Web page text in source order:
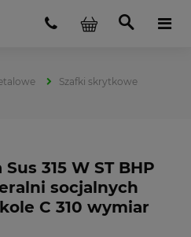
Szafki skrytkowe
315 W ST BHP
socjalnych
C 310 wymiar